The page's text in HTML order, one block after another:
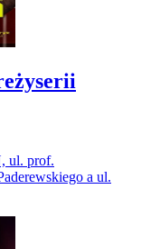
ul. prof.
a ul.